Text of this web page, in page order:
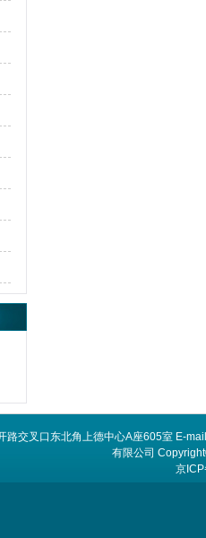
路交叉口东北角上德中心A座605室 E-
有限公司
京